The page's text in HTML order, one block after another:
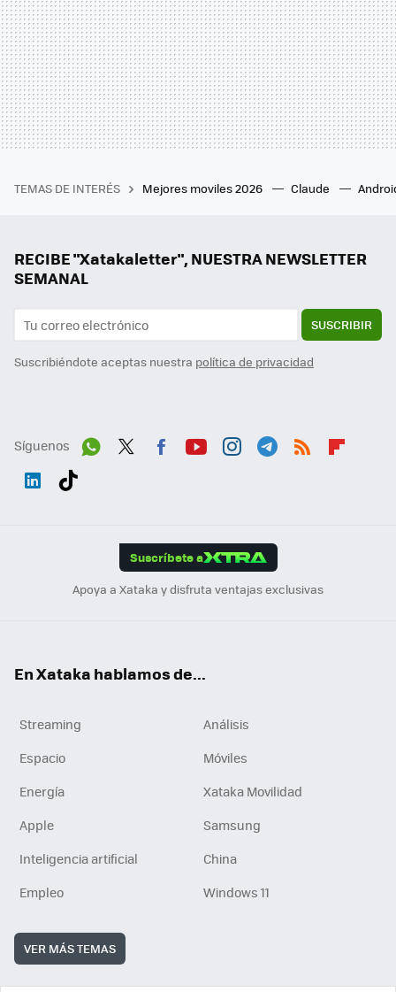
TEMAS DE INTERÉS Mejores moviles 2026 Claude
RECIBE "Xatakaletter", NUESTRA NEWSLETTER
SEMANAL
SUSCRIBIR
Suscribiéndote aceptas nuestra política de privacidad
Síguenos
Suscríbete a
Apoya a Xataka y disfruta ventajas exclusivas
En Xataka hablamos de...
Streaming
Análisis
Espacio
Móviles
Energía
Xataka Movilidad
Apple
Samsung
Inteligencia artificial
China
Empleo
Windows 11
VER MÁS TEMAS